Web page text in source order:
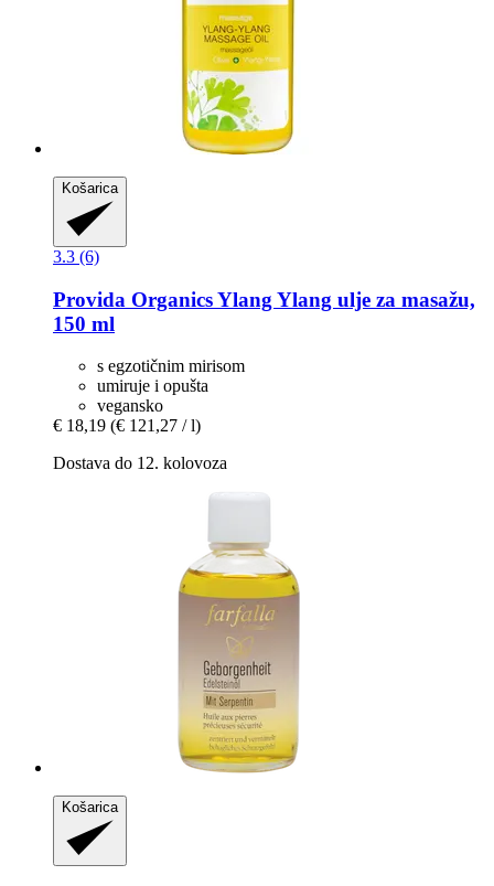
Košarica
3.3 (6)
Provida OrganicsYlang Ylang ulje za masažu,
150 ml
s egzotičnim mirisom
umiruje i opušta
vegansko
€ 18,19 (€ 121,27 / l)
Dostava do 12. kolovoza
Košarica